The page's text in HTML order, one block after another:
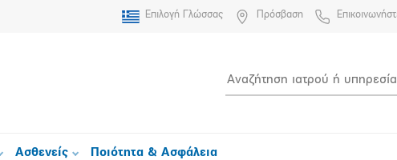
Επιλογή Γλώσσας Πρόσβαση
Ασθενείς Ποιότητα & Ασφάλεια